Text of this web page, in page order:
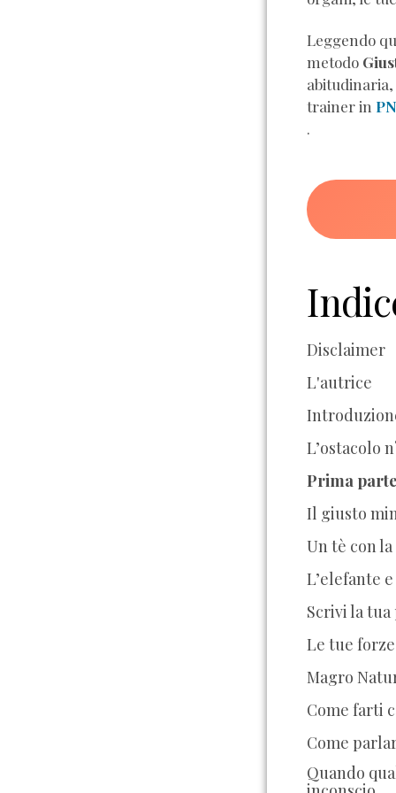
Leggendo
metodo
trainer in
.
Disclaimer
L'autrice
L’ostacolo
Prima parte
Il giusto
Un tè con
L’elefante
Scrivi la tua
Le tue forze
Magro
Come farti
Come
Quando